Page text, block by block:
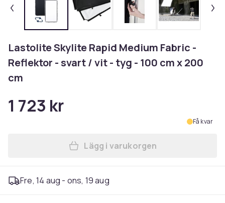
Lastolite Skylite Rapid Medium Fabric -
Reflektor - svart / vit - tyg - 100 cm x 200
cm
1 723 kr
Få kvar
Lägg till Lastolite Skylite
Lägg i varukorgen
Fre, 14 aug - ons, 19 aug